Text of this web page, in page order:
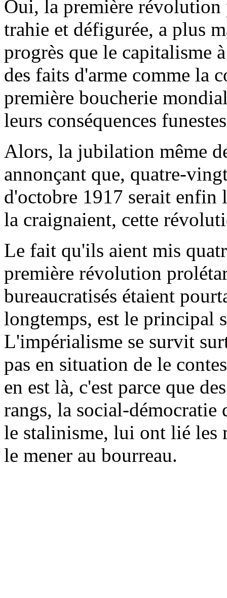
Oui, la première révolution
trahie et défigurée, a plus
progrès que le capitalisme
des faits d'arme comme la
première boucherie
leurs conséquences
Alors, la jubilation même
annonçant que, quatre-
d'octobre 1917 serait
la craignaient, cette
Le fait qu'ils aient mis
première révolution
bureaucratisés étaient
longtemps, est le principal
L'impérialisme se survit
pas en situation de le
en est là, c'est parce que
rangs, la social-
le stalinisme, lui ont lié les
le mener au bourreau.